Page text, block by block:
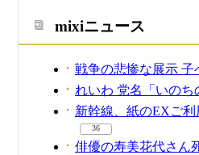
mixiニュース
戦争の悲惨な展示 子
れいわ 党名「いのち
新幹線、紙のEXご
36
俳優の寿美花代さん